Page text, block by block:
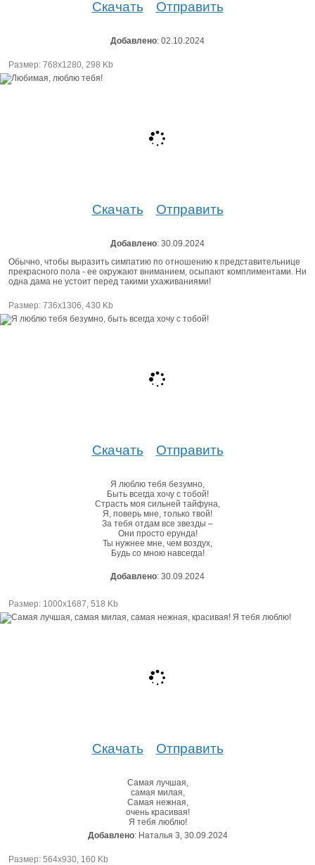
Скачать Отправить
Добавлено: 02.10.2024
Размер: 768х1280, 298 Kb
Скачать Отправить
Добавлено: 30.09.2024
Обычно, чтобы выразить симпатию по отношению к представительнице
прекрасного пола - ее окружают вниманием, осыпают комплиментами. Ни
одна дама не устоит перед такими ухаживаниями!
Размер: 736х1306, 430 Kb
Скачать Отправить
Я люблю тебя безумно,
Быть всегда хочу с тобой!
Страсть моя сильней тайфуна,
Я, поверь мне, только твой!
За тебя отдам все звезды –
Они просто ерунда!
Ты нужнее мне, чем воздух,
Будь со мною навсегда!
Добавлено: 30.09.2024
Размер: 1000х1687, 518 Kb
Скачать Отправить
Самая лучшая,
самая милая,
Самая нежная,
очень красивая!
Я тебя люблю!
Добавлено: Наталья 3, 30.09.2024
Размер: 564х930, 160 Kb